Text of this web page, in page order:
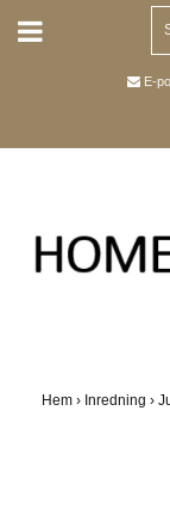
E-
Hem › Inredning ›